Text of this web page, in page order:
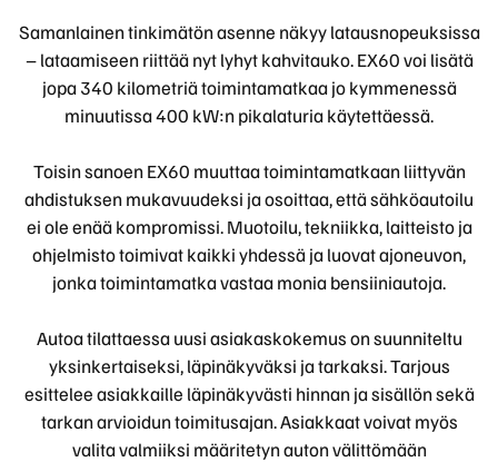
Samanlainen tinkimätön asenne näkyy latausnopeuksissa
– lataamiseen riittää nyt lyhyt kahvitauko. EX60 voi lisätä
jopa 340 kilometriä toimintamatkaa jo kymmenessä
minuutissa 400 kW:n pikalaturia käytettäessä.
Toisin sanoen EX60 muuttaa toimintamatkaan liittyvän
ahdistuksen mukavuudeksi ja osoittaa, että sähköautoilu
ei ole enää kompromissi. Muotoilu, tekniikka, laitteisto ja
ohjelmisto toimivat kaikki yhdessä ja luovat ajoneuvon,
jonka toimintamatka vastaa monia bensiiniautoja.
Autoa tilattaessa uusi asiakaskokemus on suunniteltu
yksinkertaiseksi, läpinäkyväksi ja tarkaksi. Tarjous
esittelee asiakkaille läpinäkyvästi hinnan ja sisällön sekä
tarkan arvioidun toimitusajan. Asiakkaat voivat myös
valita valmiiksi määritetyn auton välittömään